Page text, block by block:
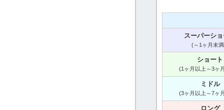
スーパーシ
(～1ヶ月未
ショート
(1ヶ月以上～3ヶ
ミドル
(3ヶ月以上～7ヶ
ロング